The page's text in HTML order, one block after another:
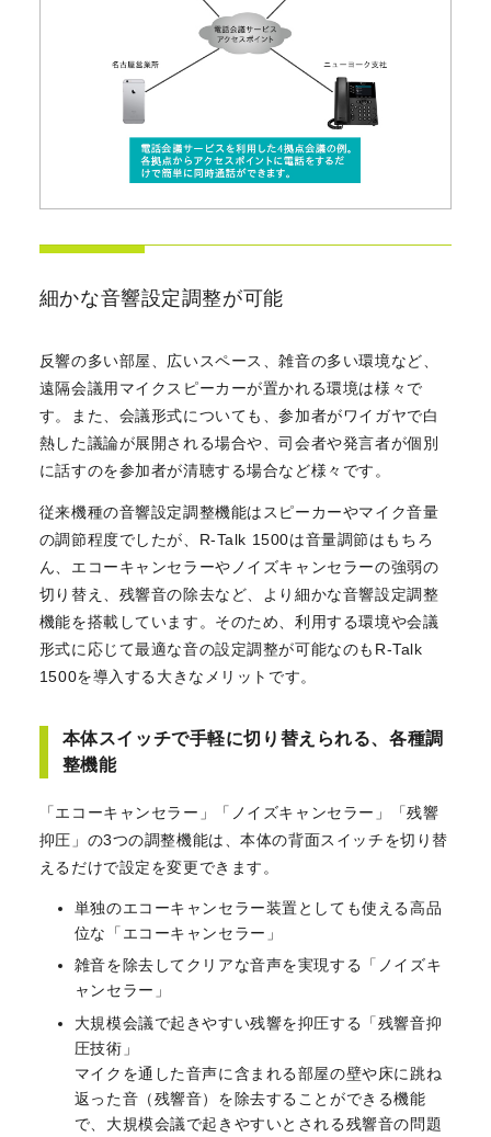
細かな音響設定調整が可能
反響の多い部屋、広いスペース、雑音の多い環境など、
遠隔会議用マイクスピーカーが置かれる環境は様々で
す。また、会議形式についても、参加者がワイガヤで白
熱した議論が展開される場合や、司会者や発言者が個別
に話すのを参加者が清聴する場合など様々です。
従来機種の音響設定調整機能はスピーカーやマイク音量
の調節程度でしたが、R-Talk 1500は音量調節はもちろ
ん、エコーキャンセラーやノイズキャンセラーの強弱の
切り替え、残響音の除去など、より細かな音響設定調整
機能を搭載しています。そのため、利用する環境や会議
形式に応じて最適な音の設定調整が可能なのもR-Talk
1500を導入する大きなメリットです。
本体スイッチで手軽に切り替えられる、各種調
整機能
「エコーキャンセラー」「ノイズキャンセラー」「残響
抑圧」の3つの調整機能は、本体の背面スイッチを切り替
えるだけで設定を変更できます。
単独のエコーキャンセラー装置としても使える高品
位な「エコーキャンセラー」
雑音を除去してクリアな音声を実現する「ノイズキ
ャンセラー」
大規模会議で起きやすい残響を抑圧する「残響音抑
圧技術」
マイクを通した音声に含まれる部屋の壁や床に跳ね
返った音（残響音）を除去することができる機能
で、大規模会議で起きやすいとされる残響音の問題